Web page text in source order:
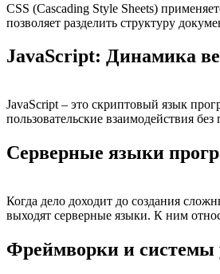
CSS (Cascading Style Sheets)
позволяет разделить структуру
JavaScript: Динамика
JavaScript – это скриптовый язык
пользовательские взаимодействия
Серверные языки
Когда дело доходит до создания
выходят серверные языки. К ним
Фреймворки и системы